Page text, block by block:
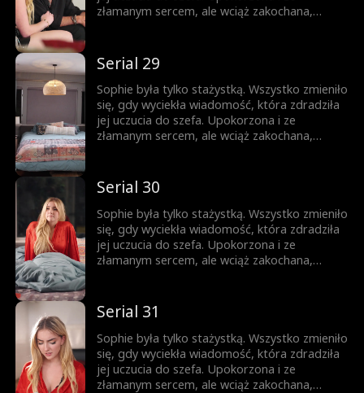
nigdy nie była w jej planach.
złamanym sercem, ale wciąż zakochana,
mieszkają razem. Nocą ich spojrzenia stają się
coraz bardziej odważne, a sekrety coraz
trudniejsze do ukrycia. Ona jest córką jego
najlepszego przyjaciela, a on mężczyzną, o
którym ona nie może przestać myśleć. Pokusa
nigdy nie była w jej planach.
Serial 29
Sophie była tylko stażystką. Wszystko zmieniło
się, gdy wyciekła wiadomość, która zdradziła
jej uczucia do szefa. Upokorzona i ze
złamanym sercem, ale wciąż zakochana,
mieszkają razem. Nocą ich spojrzenia stają się
coraz bardziej odważne, a sekrety coraz
trudniejsze do ukrycia. Ona jest córką jego
najlepszego przyjaciela, a on mężczyzną, o
którym ona nie może przestać myśleć. Pokusa
nigdy nie była w jej planach.
Serial 30
Sophie była tylko stażystką. Wszystko zmieniło
się, gdy wyciekła wiadomość, która zdradziła
jej uczucia do szefa. Upokorzona i ze
złamanym sercem, ale wciąż zakochana,
mieszkają razem. Nocą ich spojrzenia stają się
coraz bardziej odważne, a sekrety coraz
trudniejsze do ukrycia. Ona jest córką jego
najlepszego przyjaciela, a on mężczyzną, o
którym ona nie może przestać myśleć. Pokusa
nigdy nie była w jej planach.
Serial 31
Sophie była tylko stażystką. Wszystko zmieniło
się, gdy wyciekła wiadomość, która zdradziła
jej uczucia do szefa. Upokorzona i ze
złamanym sercem, ale wciąż zakochana,